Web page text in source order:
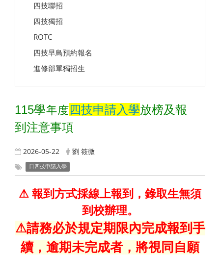
四技聯招
四技獨招
ROTC
四技早鳥預約報名
進修部單獨招生
115學年度四技申請入學放榜及報
到注意事項
2026-05-22 劉 筱微
日四技申請入學
⚠ 報到方式採線上報到，錄取生無須
到校辦理。
⚠請務必於規定期限內完成報到手
續，逾期未完成者，將視同自願